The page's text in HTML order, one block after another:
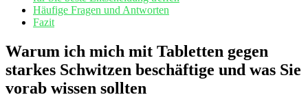
Häufige ⁢Fragen und Antworten
Fazit
Warum ich mich mit Tabletten gegen
starkes Schwitzen beschäftige und was Sie‍
vorab wissen⁤ sollten